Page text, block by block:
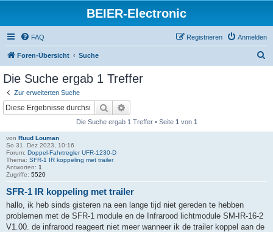
BEIER-Electronic
FAQ Anmelden
Registrieren
Foren-Übersicht Suche
Die Suche ergab 1 Treffer
Zur erweiterten Suche
Suche
Die Suche ergab 1 Treffer • Seite 1 von 1
von Ruud Louman
So 31. Dez 2023, 10:16
Forum: Doppel-Fahrtregler UFR-1230-D
Thema: SFR-1 IR koppeling met trailer
Antworten: 1
Zugriffe: 5520
SFR-1 IR koppeling met trailer
hallo, ik heb sinds gisteren na een lange tijd niet gereden te hebben
problemen met de SFR-1 module en de Infrarood lichtmodule SM-IR-16-2
V1.00. de infrarood reageert niet meer wanneer ik de trailer koppel aan de